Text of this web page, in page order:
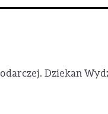
Dziekan